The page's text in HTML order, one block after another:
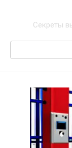
Секреты
Поиск: